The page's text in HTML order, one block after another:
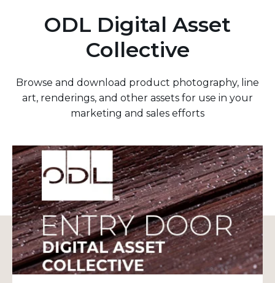
ODL Digital Asset
Collective
Browse and download product photography, line
art, renderings, and other assets for use in your
marketing and sales efforts